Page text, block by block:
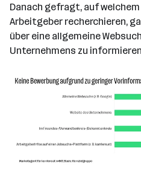
Danach gefragt, auf welchem
Arbeitgeber recherchieren,
über eine allgemeine
Unternehmens zu